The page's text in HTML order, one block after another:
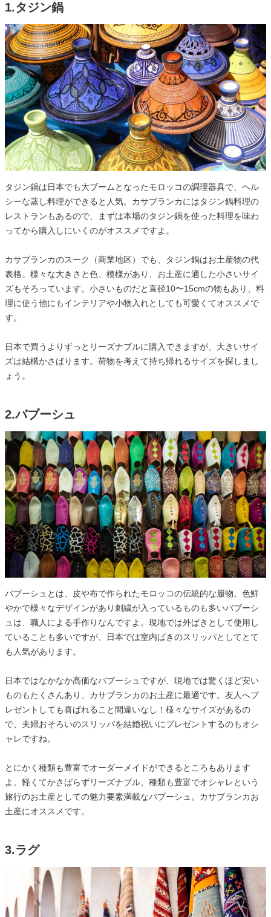
1.タジン鍋
タジン鍋は日本でも大ブームとなったモロッコの調理器具で、ヘル
シーな蒸し料理ができると人気。カサブランカにはタジン鍋料理の
レストランもあるので、まずは本場のタジン鍋を使った料理を味わ
ってから購入しにいくのがオススメですよ。
カサブランカのスーク（商業地区）でも、タジン鍋はお土産物の代
表格。様々な大きさと色、模様があり、お土産に適した小さいサイ
ズもそろっています。小さいものだと直径10〜15cmの物もあり、料
理に使う他にもインテリアや小物入れとしても可愛くてオススメで
す。
日本で買うよりずっとリーズナブルに購入できますが、大きいサイ
ズは結構かさばります。荷物を考えて持ち帰れるサイズを探しまし
ょう。
2.バブーシュ
バブーシュとは、皮や布で作られたモロッコの伝統的な履物。色鮮
やかで様々なデザインがあり刺繍が入っているものも多いバブーシ
ュは、職人による手作りなんですよ。現地では外ばきとして使用し
ていることも多いですが、日本では室内ばきのスリッパとしてとて
も人気があります。
日本ではなかなか高価なバブーシュですが、現地では驚くほど安い
ものもたくさんあり、カサブランカのお土産に最適です。友人へプ
レゼントしても喜ばれること間違いなし！様々なサイズがあるの
で、夫婦おそろいのスリッパを結婚祝いにプレゼントするのもオシ
ャレですね。
とにかく種類も豊富でオーダーメイドができるところもあります
よ。軽くてかさばらずリーズナブル、種類も豊富でオシャレという
旅行のお土産としての魅力要素満載なバブーシュ。カサブランカお
土産にオススメです。
3.ラグ